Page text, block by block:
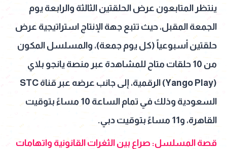
ينتظر المتابعون عرض الحلقتين الثالثة والرابعة يوم
الجمعة المقبل، حيث تتبع جهة الإنتاج استراتيجية عرض
حلقتين أسبوعياً (كل يوم جمعة)، والمسلسل المكون
من 10 حلقات متاح للمشاهدة عبر منصة يانجو بلاي
(Yango Play) الرقمية، إلى جانب عرضه عبر قناة STC
السعودية وذلك في تمام الساعة 10 مساءً بتوقيت
القاهرة، و11 مساءً بتوقيت دبي.
قصة المسلسل: صراع بين الثغرات القانونية واتهامات